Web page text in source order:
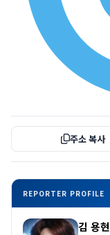
주소 복사
REPORTER PROFILE
김 용현